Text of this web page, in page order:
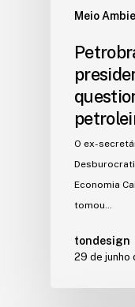
Meio
O ex-
Economia
tomou…
tondesign
29 de junho